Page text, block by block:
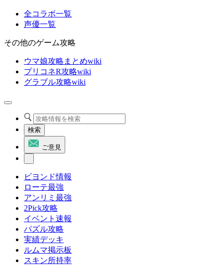
全コラボ一覧
声優一覧
その他のゲーム攻略
ウマ娘攻略まとめwiki
プリコネR攻略wiki
グラブル攻略wiki
検索
ご意見
ビヨンド情報
ローテ最強
アンリミ最強
2Pick攻略
イベント速報
パズル攻略
実績デッキ
ルムマ掲示板
スキン所持率